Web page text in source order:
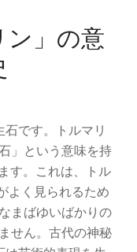
ン」の意
石です。トルマリ
」という意味を持
す。これは、トル
よく見られるため
まばゆいばかりの
せん。古代の神秘